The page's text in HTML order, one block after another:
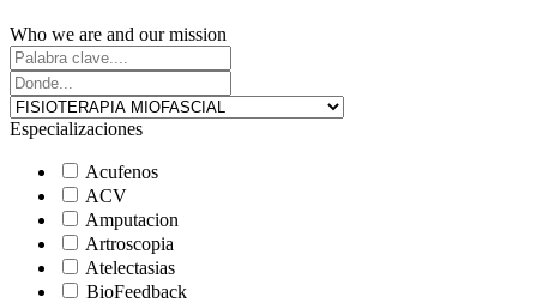
Who we are and our mission
Especializaciones
Acufenos
ACV
Amputacion
Artroscopia
Atelectasias
BioFeedback